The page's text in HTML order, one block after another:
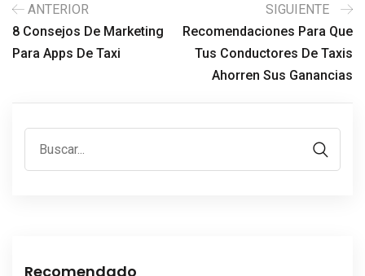
ANTERIOR
8 Consejos De Marketing
Para Apps De Taxi
SIGUIENTE
Recomendaciones Para Que
Tus Conductores De Taxis
Ahorren Sus Ganancias
Recomendado